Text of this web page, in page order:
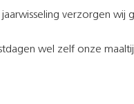
verzorgen wij
wel zelf onze